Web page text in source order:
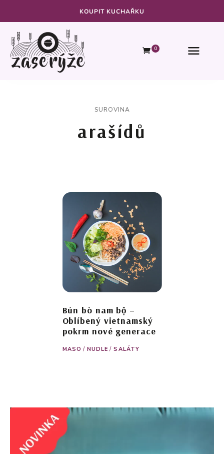
KOUPIT KUCHAŘKU
0
SUROVINA
arašídů
Bún bò nam bộ –
Oblíbený vietnamský
pokrm nové generace
MASO / NUDLE / SALÁTY